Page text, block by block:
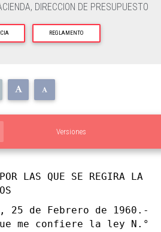
DIRECCION DE PRESUPUESTO
REGLAMENTO
Versiones
LAS QUE SE REGIRA LA
de Febrero de 1960.-
me confiere la ley N.°